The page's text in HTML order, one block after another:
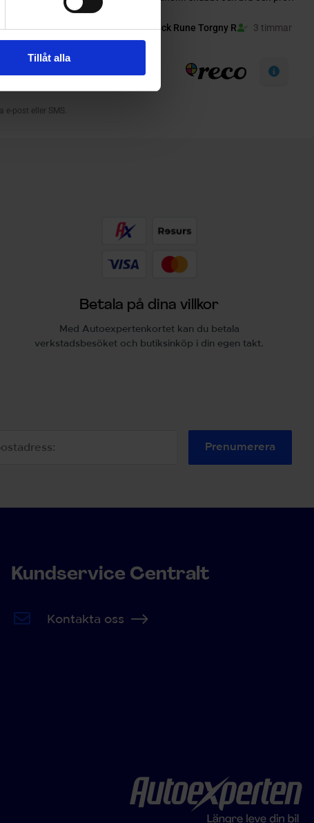
Tillåt alla
Betala på dina villkor
Med Autoexpertenkortet kan du betala
verkstadsbesöket och butiksinköp i din egen takt.
Prenumerera
Kundservice Centralt
Kontakta oss